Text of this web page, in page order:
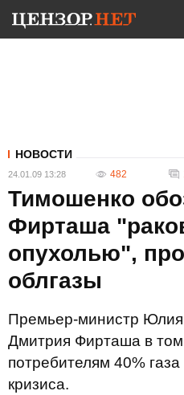
НОВОСТИ
24.01.09 13:28 482
Тимошенко
Фирташа
опухолью",
облгазы
Премьер-министр
Дмитрия Фирташа в
потребителям 40%
кризиса.